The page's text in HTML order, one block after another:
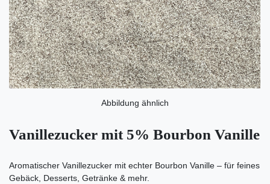
Abbildung ähnlich
Vanillezucker mit 5% Bourbon Vanille
Aromatischer Vanillezucker mit echter Bourbon Vanille – für feines
Gebäck, Desserts, Getränke & mehr.